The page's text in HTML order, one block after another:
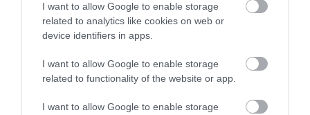
I want to allow Google to enable storage
related to analytics like cookies on web or
device identifiers in apps.
I want to allow Google to enable storage
related to functionality of the website or app.
I want to allow Google to enable storage
Gyári tuning az Audi RS6 és RS7 számára